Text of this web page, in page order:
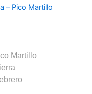
– Pico Martillo
Martillo